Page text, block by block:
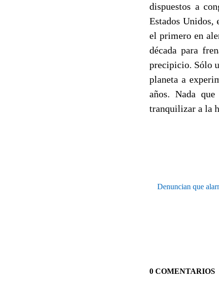
dispuestos a
Estados Unidos,
el primero en
década para
precipicio. Sólo
planeta a
años. Nada
tranquilizar a la
Denuncian que
0 COMENTARIOS